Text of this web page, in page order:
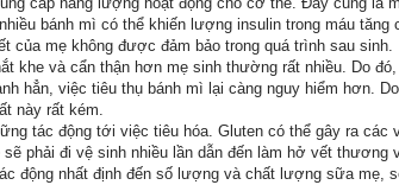
bánh mì có thể khiến lượng insulin trong máu tăng
của mẹ không được đảm bảo trong quá trình sau sinh.
khe và cẩn thận hơn mẹ sinh thường rất nhiều. Do
hẳn, việc tiêu thụ bánh mì lại càng nguy hiểm hơn.
này rất kém.
tác động tới việc tiêu hóa. Gluten có thể gây ra các
phải đi vệ sinh nhiều lần dẫn đến làm hở vết thương
động nhất định đến số lượng và chất lượng sữa mẹ,